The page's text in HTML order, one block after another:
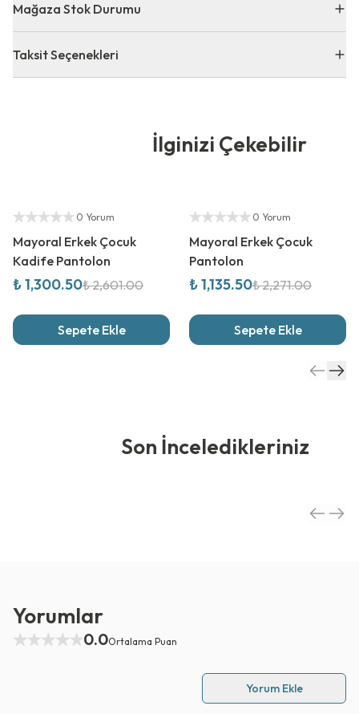
Mağaza Stok Durumu
Taksit Seçenekleri
İlginizi Çekebilir
Yetkili Satıcı
0 Yorum
Mayoral Erkek Çocuk
Kadife Pantolon
₺ 1,300.50₺ 2,601.00
Sepete Ekle
Yetkili Satıcı
0 Yorum
Mayoral Erkek Çocuk
Pantolon
₺ 1,135.50₺ 2,271.00
Sepete Ekle
Son İnceledikleriniz
Yorumlar
0.0Ortalama Puan
Yorum Ekle